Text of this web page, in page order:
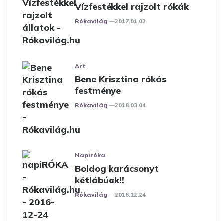
Vízfestékkel rajzolt rókák
Posted
Rókavilág 2017.01.02
Art
Bene Krisztina rókás
festménye
Posted
Rókavilág 2018.03.04
Napiróka
Boldog karácsonyt
kétlábúak!!
Posted
Rókavilág 2016.12.24